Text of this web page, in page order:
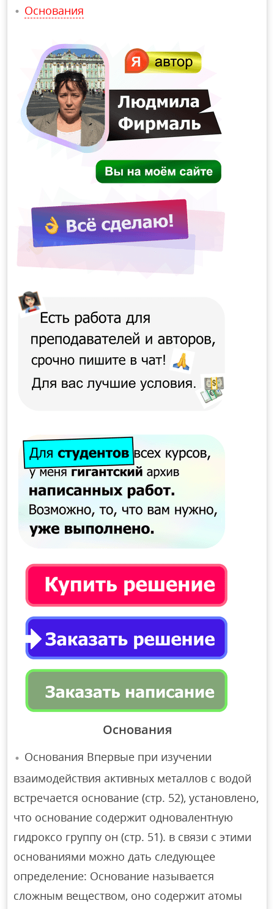
Основания
Основания
Основания Впервые при изучении
взаимодействия активных металлов с водой
встречается основание (стр. 52), установлено,
что основание содержит одновалентную
гидроксо группу он (стр. 51). в связи с этими
основаниями можно дать следующее
определение: Основание называется
сложным веществом, оно содержит атомы